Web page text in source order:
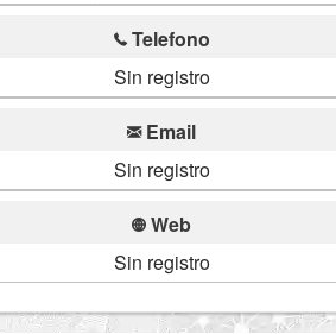
Telefono
Sin registro
Email
Sin registro
Web
Sin registro